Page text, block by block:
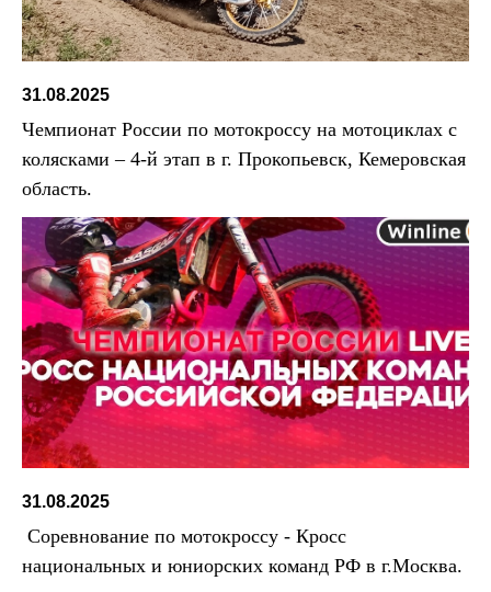
31.08.2025
Чемпионат России по мотокроссу на мотоциклах с
колясками – 4-й этап в г. Прокопьевск, Кемеровская
область.
31.08.2025
Соревнование по мотокроссу - Кросс
национальных и юниорских команд РФ в г.Москва.